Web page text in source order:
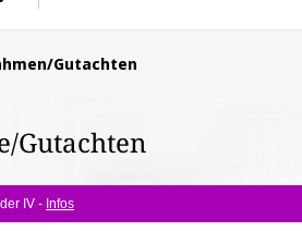
Gutachten
Gutachten
IV - Infos